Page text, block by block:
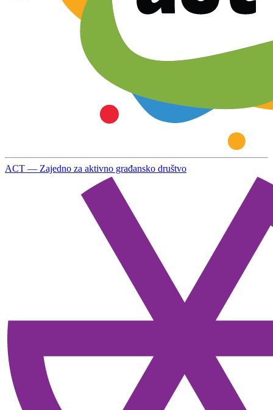
ACT — Zajedno za aktivno građansko društvo